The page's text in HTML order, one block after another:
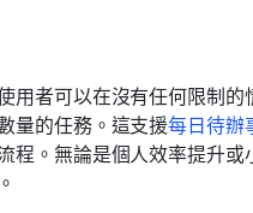
用者可以在沒有任何限制的
量的任務。這支援每日待辦
程。無論是個人效率提升或